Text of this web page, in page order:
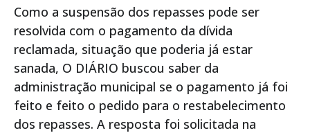
Como a suspensão dos repasses pode ser
resolvida com o pagamento da dívida
reclamada, situação que poderia já estar
sanada, O DIÁRIO buscou saber da
administração municipal se o pagamento já foi
feito e feito o pedido para o restabelecimento
dos repasses. A resposta foi solicitada na